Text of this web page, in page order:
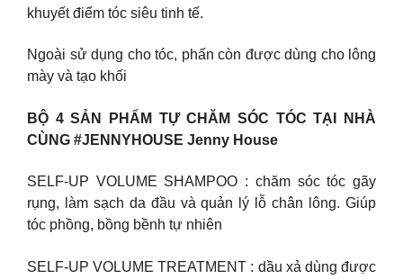
khuyết điểm tóc siêu tinh tế.
Ngoài sử dụng cho tóc, phấn còn được dùng cho lông
mày và tạo khối
BỘ 4 SẢN PHẨM TỰ CHĂM SÓC TÓC TẠI NHÀ
CÙNG #JENNYHOUSE Jenny House
SELF-UP VOLUME SHAMPOO : chăm sóc tóc gãy
rụng, làm sạch da đầu và quản lý lỗ chân lông. Giúp
tóc phồng, bồng bềnh tự nhiên
SELF-UP VOLUME TREATMENT : dầu xả dùng được